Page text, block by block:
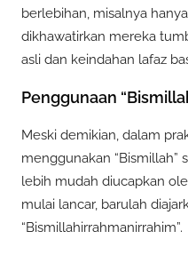
berlebihan, misalnya hanya
dikhawatirkan mereka
asli dan keindahan lafaz
Penggunaan
Meski demikian, dalam
menggunakan “Bismillah”
lebih mudah diucapkan
mulai lancar, barulah
“Bismillahirrahmanirrahim”.